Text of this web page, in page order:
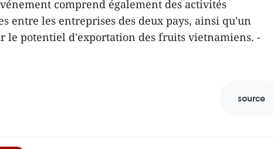
comprend également des activités
entre les entreprises des deux pays, ainsi qu'un
le potentiel d'exportation des fruits vietnamiens. -
source